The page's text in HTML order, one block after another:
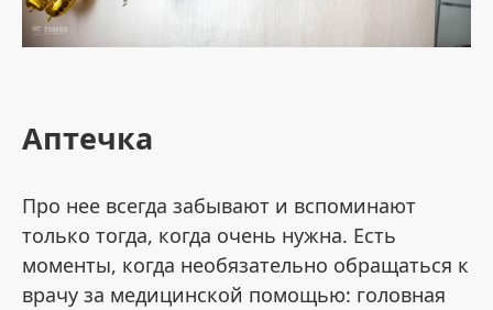
Аптечка
Про нее всегда забывают и вспоминают
только тогда, когда очень нужна. Есть
моменты, когда необязательно обращаться к
врачу за медицинской помощью: головная